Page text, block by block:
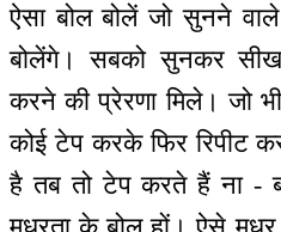
ऐसा बोल बोलें जो सुनने
बोलेंगे। सबको सुनकर
करने की प्रेरणा मिले। जो
कोई टेप करके फिर रिपीट
है तब तो टेप करते हैं ना -